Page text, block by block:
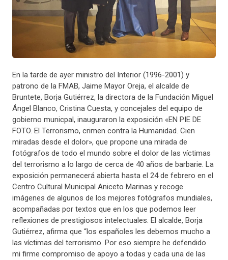
En la tarde de ayer ministro del Interior (1996-2001) y
patrono de la FMAB, Jaime Mayor Oreja, el alcalde de
Bruntete, Borja Gutiérrez, la directora de la Fundación Miguel
Ángel Blanco, Cristina Cuesta, y concejales del equipo de
gobierno municpal, inauguraron la exposición «EN PIE DE
FOTO. El Terrorismo, crimen contra la Humanidad. Cien
miradas desde el dolor», que propone una mirada de
fotógrafos de todo el mundo sobre el dolor de las víctimas
del terrorismo a lo largo de cerca de 40 años de barbarie. La
exposición permanecerá abierta hasta el 24 de febrero en el
Centro Cultural Municipal Aniceto Marinas y recoge
imágenes de algunos de los mejores fotógrafos mundiales,
acompañadas por textos que en los que podemos leer
reflexiones de prestigiosos intelectuales. El alcalde, Borja
Gutiérrez, afirma que “los españoles les debemos mucho a
las víctimas del terrorismo. Por eso siempre he defendido
mi firme compromiso de apoyo a todas y cada una de las